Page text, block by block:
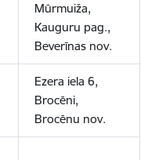
Mūrmuiža,
Kauguru pag.,
Beverīnas nov.
Ezera iela 6,
Brocēni,
Brocēnu nov.